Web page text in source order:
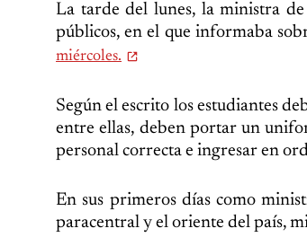
La tarde del lunes, la ministra
públicos, en el que informaba
miércoles.
Según el escrito los estudiantes
entre ellas, deben portar un
personal correcta e ingresar en
En sus primeros días como
paracentral y el oriente del país,